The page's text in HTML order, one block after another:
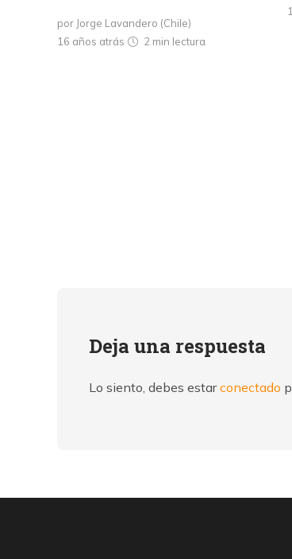
por Jorge Lavandero (Chile)
16 años atrás
2 min lectura
Deja una respuesta
Lo siento, debes estarconectado